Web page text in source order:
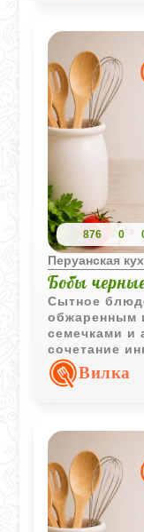
876 0
Перуанская
Бобы
Сытное
обжаренным
семечками и
сочетание
получить
Вилка